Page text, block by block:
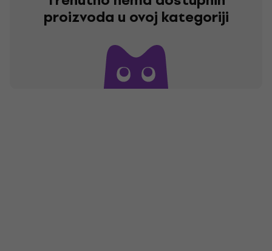
proizvoda u ovoj kategoriji